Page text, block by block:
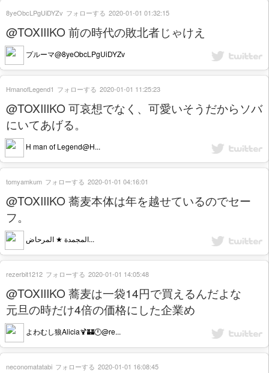
@TOXIIIKO 前の時代の敗北者じゃけえ
プルーマ@8yeObcLPgUiDYZv
8yeObcLPgUiDYZv フォローする 2020-01-01 01:32:15
@TOXIIIKO 可哀想でなく、可愛いそうだからソバ
にいてあげる。
H man of Legend@H...
HmanofLegend1 フォローする 2020-01-01 11:25:23
@TOXIIIKO 蕎麦本体は年を越せているのでセー
フ。
المجمدة ★ المرحاض...
tomyamkum フォローする 2020-01-01 04:16:01
@TOXIIIKO 蕎麦は一袋14円で買えるんだよな
元旦の時だけ4倍の価格にした企業め
よわむし狼Alicia🍹🏰🕛@re...
rezerbit1212 フォローする 2020-01-01 14:05:48
neconomatatabi フォローする 2020-01-01 16:08:45